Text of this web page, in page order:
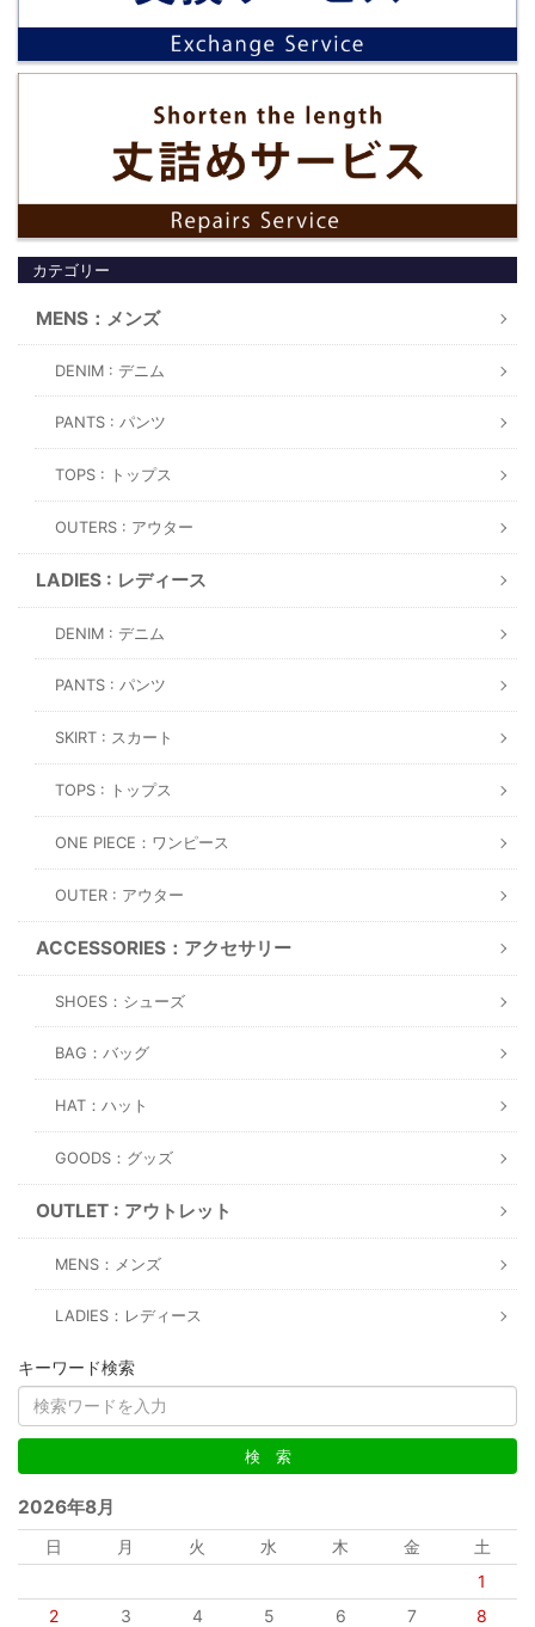
カテゴリー
MENS：メンズ
DENIM : デニム
PANTS : パンツ
TOPS : トップス
OUTERS : アウター
LADIES : レディース
DENIM : デニム
PANTS : パンツ
SKIRT : スカート
TOPS : トップス
ONE PIECE：ワンピース
OUTER : アウター
ACCESSORIES：アクセサリー
SHOES：シューズ
BAG：バッグ
HAT：ハット
GOODS：グッズ
OUTLET : アウトレット
MENS：メンズ
LADIES：レディース
キーワード検索
2026年8月
日 月 火 水 木 金
土
1
2
3 4 5 6 7
8